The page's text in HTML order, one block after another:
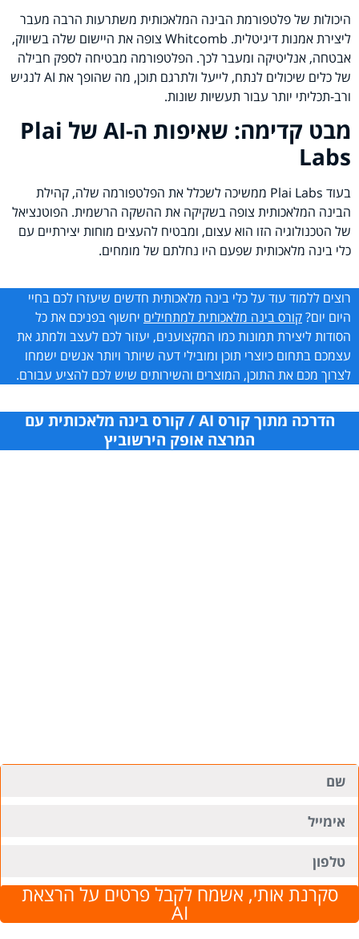
היכולות של פלטפורמת הבינה המלאכותית משתרעות הרבה מעבר
ליצירת אמנות דיגיטלית. Whitcomb צופה את היישום שלה בשיווק,
אבטחה, אנליטיקה ומעבר לכך. הפלטפורמה מבטיחה לספק חבילה
של כלים שיכולים לנתח, לייעל ולתרגם תוכן, מה שהופך את AI לנגיש
ורב-תכליתי יותר עבור תעשיות שונות.
מבט קדימה: שאיפות ה-AIשל Plai
Labs
בעוד Plai Labs ממשיכה לשכלל את הפלטפורמה שלה, קהילת
הבינה המלאכותית צופה בשקיקה את ההשקה הרשמית. הפוטנציאל
של הטכנולוגיה הזו הוא עצום, ומבטיח להעצים מוחות יצירתיים עם
כלי בינה מלאכותית שפעם היו נחלתם של מומחים.
רוצים ללמוד עוד על כלי בינה מלאכותית חדשים שיעזרו לכם בחיי
היום יום?קורס בינה מלאכותית למתחיליםיחשוף בפניכם את כל
הסודות ליצירת תמונות כמו המקצוענים, יעזור לכם לעצב ולמתג את
עצמכם בתחום כיוצרי תוכן ומובילי דעה שיותר ויותר אנשים ישמחו
לצרוך מכם את התוכן, המוצרים והשירותים שיש לכם להציע עבורם.
הדרכה מתוך קורס AI / קורס בינה מלאכותית עם
המרצה אופק הירשוביץ
סקרנת אותי, אשמח לקבל פרטים על הרצאת
AI